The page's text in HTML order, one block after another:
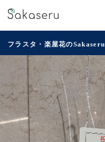
フラスタ・楽屋花のSakaseru